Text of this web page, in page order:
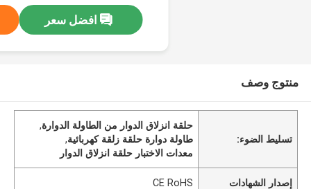
افضل سعر
منتوج وصف
تسليط الضوء:
حلقة انزلاق الدوار من الطاولة الدوارة,
طاولة دوارة حلقة زلقة كهربائية,
معدات الاختبار حلقة انزلاق الدوار
إصدار الشهادات CE RoHS